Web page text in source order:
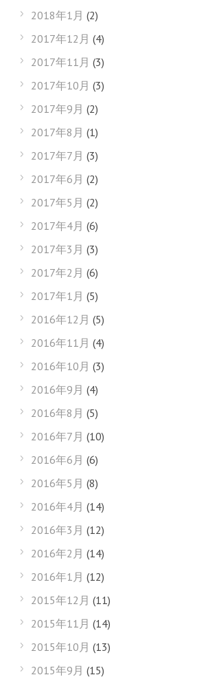
2018年1月 (2)
2017年12月 (4)
2017年11月 (3)
2017年10月 (3)
2017年9月 (2)
2017年8月 (1)
2017年7月 (3)
2017年6月 (2)
2017年5月 (2)
2017年4月 (6)
2017年3月 (3)
2017年2月 (6)
2017年1月 (5)
2016年12月 (5)
2016年11月 (4)
2016年10月 (3)
2016年9月 (4)
2016年8月 (5)
2016年7月 (10)
2016年6月 (6)
2016年5月 (8)
2016年4月 (14)
2016年3月 (12)
2016年2月 (14)
2016年1月 (12)
2015年12月 (11)
2015年11月 (14)
2015年10月 (13)
2015年9月 (15)